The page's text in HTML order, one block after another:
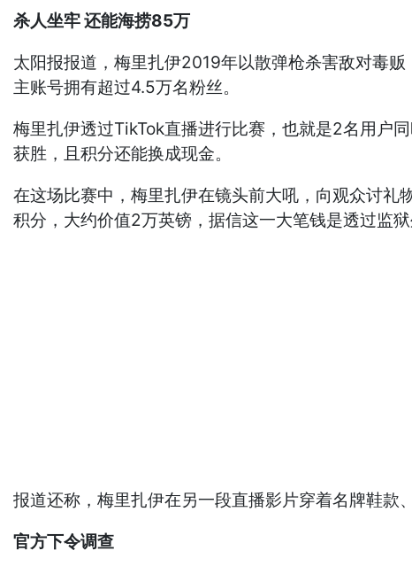
杀人坐牢 还能海捞85万
太阳报报道，梅里扎伊2019年以散弹枪杀害敌对毒
主账号拥有超过4.5万名粉丝。
梅里扎伊透过TikTok直播进行比赛，也就是2名用户
获胜，且积分还能换成现金。
在这场比赛中，梅里扎伊在镜头前大吼，向观众讨
积分，大约价值2万英镑，据信这一大笔钱是透过监狱
报道还称，梅里扎伊在另一段直播影片穿着名牌鞋款
官方下令调查